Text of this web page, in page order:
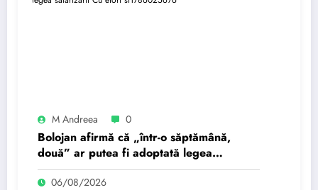
M Andreea 0
Bolojan afirmă că „într-o săptămână,
două” ar putea fi adoptată legea
salarizării: „Cu efort și…
06/08/2026